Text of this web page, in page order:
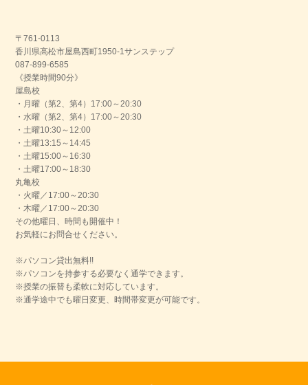
〒761-0113
香川県高松市屋島西町1950-1サンステップ
087-899-6585
《授業時間90分》
屋島校
・月曜（第2、第4）17:00～20:30
・水曜（第2、第4）17:00～20:30
・土曜10:30～12:00
・土曜13:15～14:45
・土曜15:00～16:30
・土曜17:00～18:30
丸亀校
・火曜／17:00～20:30
・木曜／17:00～20:30
その他曜日、時間も開催中！
お気軽にお問合せください。
※パソコン貸出無料!!
※パソコンを持参する必要なく通学できます。
※授業の振替も柔軟に対応しています。
※通学途中でも曜日変更、時間帯変更が可能です。